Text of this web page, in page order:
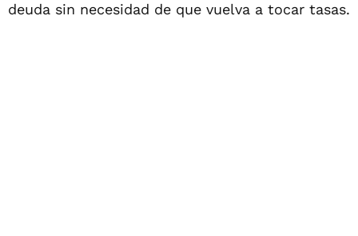
deuda sin necesidad de que vuelva a tocar tasas.